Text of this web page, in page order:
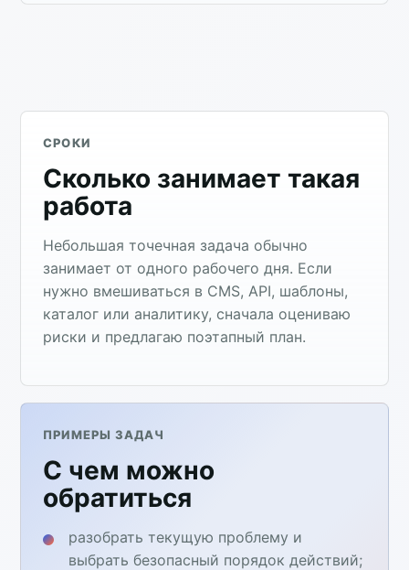
СРОКИ
Сколько занимает такая
работа
Небольшая точечная задача обычно
занимает от одного рабочего дня. Если
нужно вмешиваться в CMS, API, шаблоны,
каталог или аналитику, сначала оцениваю
риски и предлагаю поэтапный план.
ПРИМЕРЫ ЗАДАЧ
С чем можно
обратиться
разобрать текущую проблему и
выбрать безопасный порядок действий;